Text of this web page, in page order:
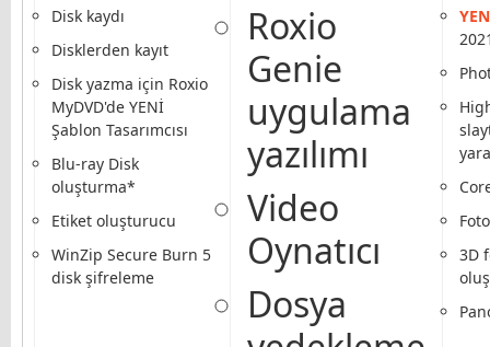
Disk kaydı
Disklerden kayıt
Disk yazma için Roxio
MyDVD'de YENİ
Şablon Tasarımcısı
Blu-ray Disk
oluşturma*
Etiket oluşturucu
WinZip Secure Burn 5
disk şifreleme
Roxio
Genie
uygulama
yazılımı
Video
Oynatıcı
Dosya
3D